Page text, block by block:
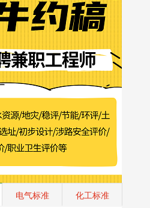
电气标准
化工标准